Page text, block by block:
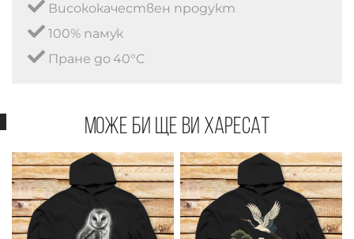
Висококачествен продукт
100% памук
Пране до 40°C
Може би ще ви харесат